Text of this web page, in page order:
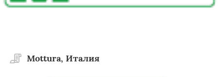
Mottura, Италия